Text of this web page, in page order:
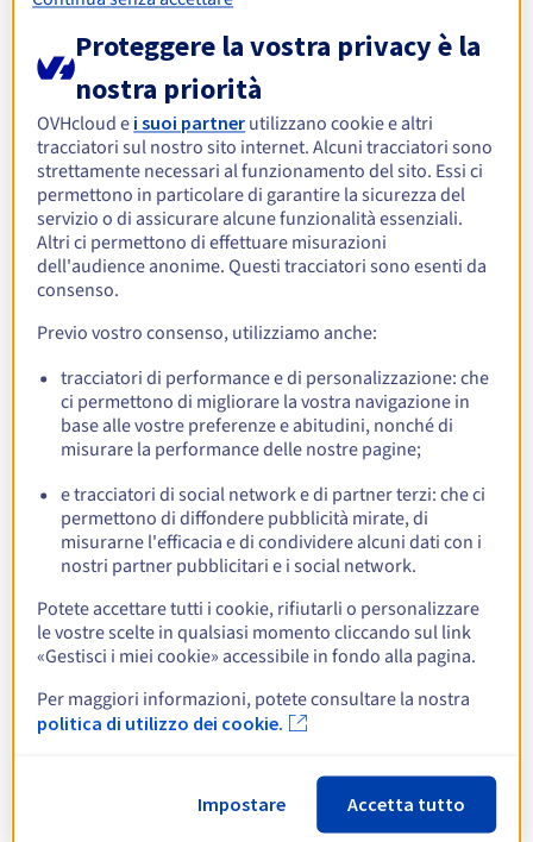
A partire da
139,99 € IVA esclusa/mese
Scopri →
CPU
Gamma di core
RAM
Quantità di RAM
da
Archiviazione
Numero di dischi
2 dischi
Larghezza di banda pubblica
1 Gbps
Larghezza di banda privata
Visualizza altro
Esplora la nostra selezione di
Proteggere la vostra privacy è la
nostra priorità
OVHcloud e i suoi partner utilizzano cookie e altri
tracciatori sul nostro sito internet. Alcuni tracciatori sono
strettamente necessari al funzionamento del sito. Essi ci
permettono in particolare di garantire la sicurezza del
servizio o di assicurare alcune funzionalità essenziali.
Altri ci permettono di effettuare misurazioni
dell'audience anonime. Questi tracciatori sono esenti da
consenso.
Previo vostro consenso, utilizziamo anche:
tracciatori di performance e di personalizzazione: che
ci permettono di migliorare la vostra navigazione in
base alle vostre preferenze e abitudini, nonché di
misurare la performance delle nostre pagine;
e tracciatori di social network e di partner terzi: che ci
permettono di diffondere pubblicità mirate, di
misurarne l'efficacia e di condividere alcuni dati con i
nostri partner pubblicitari e i social network.
Potete accettare tutti i cookie, rifiutarli o personalizzare
le vostre scelte in qualsiasi momento cliccando sul link
«Gestisci i miei cookie» accessibile in fondo alla pagina.
Per maggiori informazioni, potete consultare la nostra
politica di utilizzo dei cookie.
Impostare Accetta tutto